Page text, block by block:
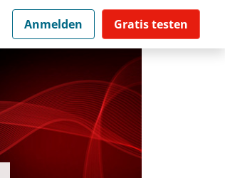
Anmelden Gratis testen